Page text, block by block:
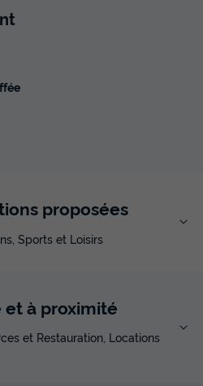
proposées
Sports et Loisirs
et à proximité
et Restauration, Locations